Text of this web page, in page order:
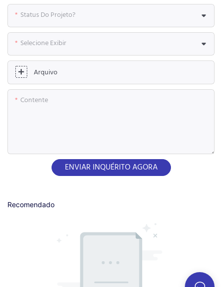
Status Do Projeto?
Selecione Exibir
Arquivo
Contente
ENVIAR INQUÉRITO AGORA
Recomendado